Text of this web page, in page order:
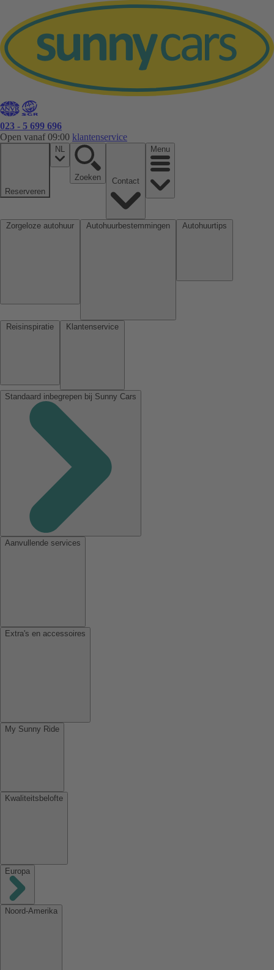
023 - 5 699 696
Open vanaf 09:00 klantenservice
Reserveren
NL
Zoeken
Menu
Standaard inbegrepen bij Sunny Cars
Aanvullende services
Extra's en accessoires
My Sunny Ride
Kwaliteitsbelofte
Europa
Noord-Amerika